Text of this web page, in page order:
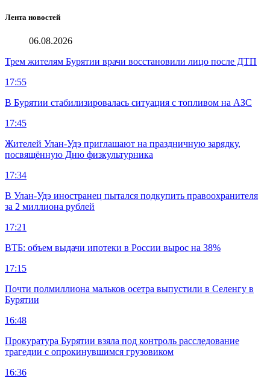
Лента новостей
06.08.2026
Трем жителям Бурятии врачи восстановили лицо после ДТП
17:55
В Бурятии стабилизировалась ситуация с топливом на АЗС
17:45
Жителей Улан-Удэ приглашают на праздничную зарядку,
посвящённую Дню физкультурника
17:34
В Улан-Удэ иностранец пытался подкупить правоохранителя
за 2 миллиона рублей
17:21
ВТБ: объем выдачи ипотеки в России вырос на 38%
17:15
Почти полмиллиона мальков осетра выпустили в Селенгу в
Бурятии
16:48
Прокуратура Бурятии взяла под контроль расследование
трагедии с опрокинувшимся грузовиком
16:36